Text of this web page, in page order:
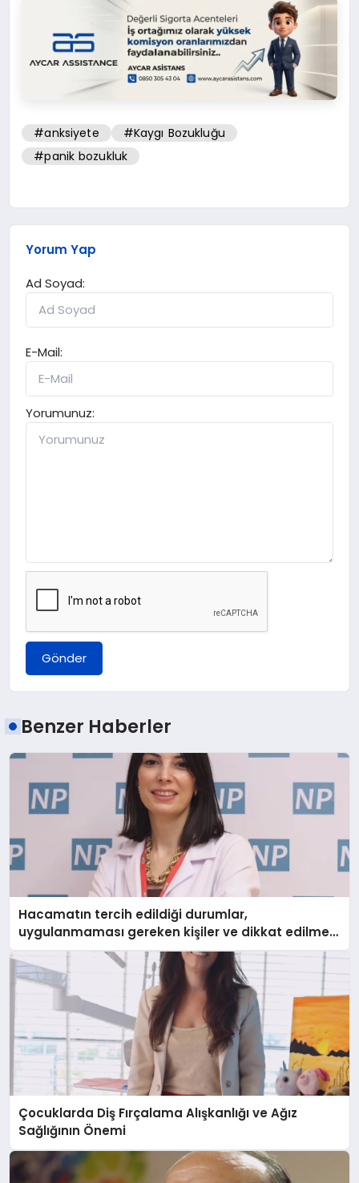
#anksiyete
#Kaygı Bozukluğu
#panik bozukluk
Yorum Yap
Ad Soyad:
E-Mail:
Yorumunuz:
Gönder
Benzer Haberler
Hacamatın tercih edildiği durumlar,
uygulanmaması gereken kişiler ve dikkat edilmesi
gerekenler
Çocuklarda Diş Fırçalama Alışkanlığı ve Ağız
Sağlığının Önemi